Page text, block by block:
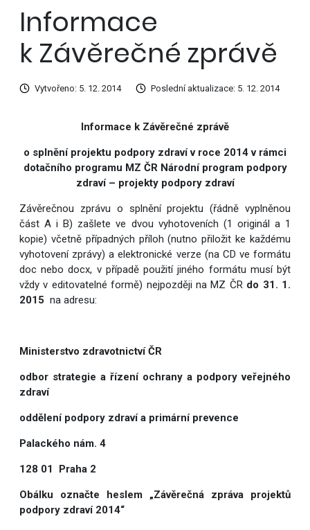
Informace
k Závěrečné zprávě
Vytvořeno: 5. 12. 2014 Poslední aktualizace: 5. 12. 2014
Informace k Závěrečné zprávě
o splnění projektu podpory zdraví v roce 2014 v rámci
dotačního programu MZ ČR Národní program podpory
zdraví – projekty podpory zdraví
Závěrečnou zprávu o splnění projektu (řádně vyplněnou
část A i B) zašlete ve dvou vyhotoveních (1 originál a 1
kopie) včetně případných příloh (nutno přiložit ke každému
vyhotovení zprávy) a elektronické verze (na CD ve formátu
doc nebo docx, v případě použití jiného formátu musí být
vždy v editovatelné formě) nejpozději na MZ ČR do 31. 1.
2015 na adresu:
Ministerstvo zdravotnictví ČR
odbor strategie a řízení ochrany a podpory veřejného
zdraví
oddělení podpory zdraví a primární prevence
Palackého nám. 4
128 01 Praha 2
Obálku označte heslem „Závěrečná zpráva projektů
podpory zdraví 2014“